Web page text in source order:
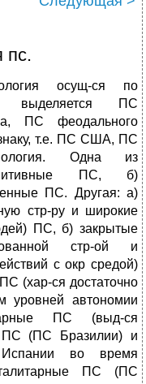
пс.
осущ-ся по
выделяется ПС
ПС феодального
т.е. ПС США, ПС
Одна из
ПС, б)
ПС. Другая: а)
стр-ру и широкие
ПС, б) закрытые
стр-ой и
с окр средой)
(хар-ся достаточно
уровней автономии
ПС (выд-ся
ПС (ПС Бразилии) и
во время
ПС (ПС